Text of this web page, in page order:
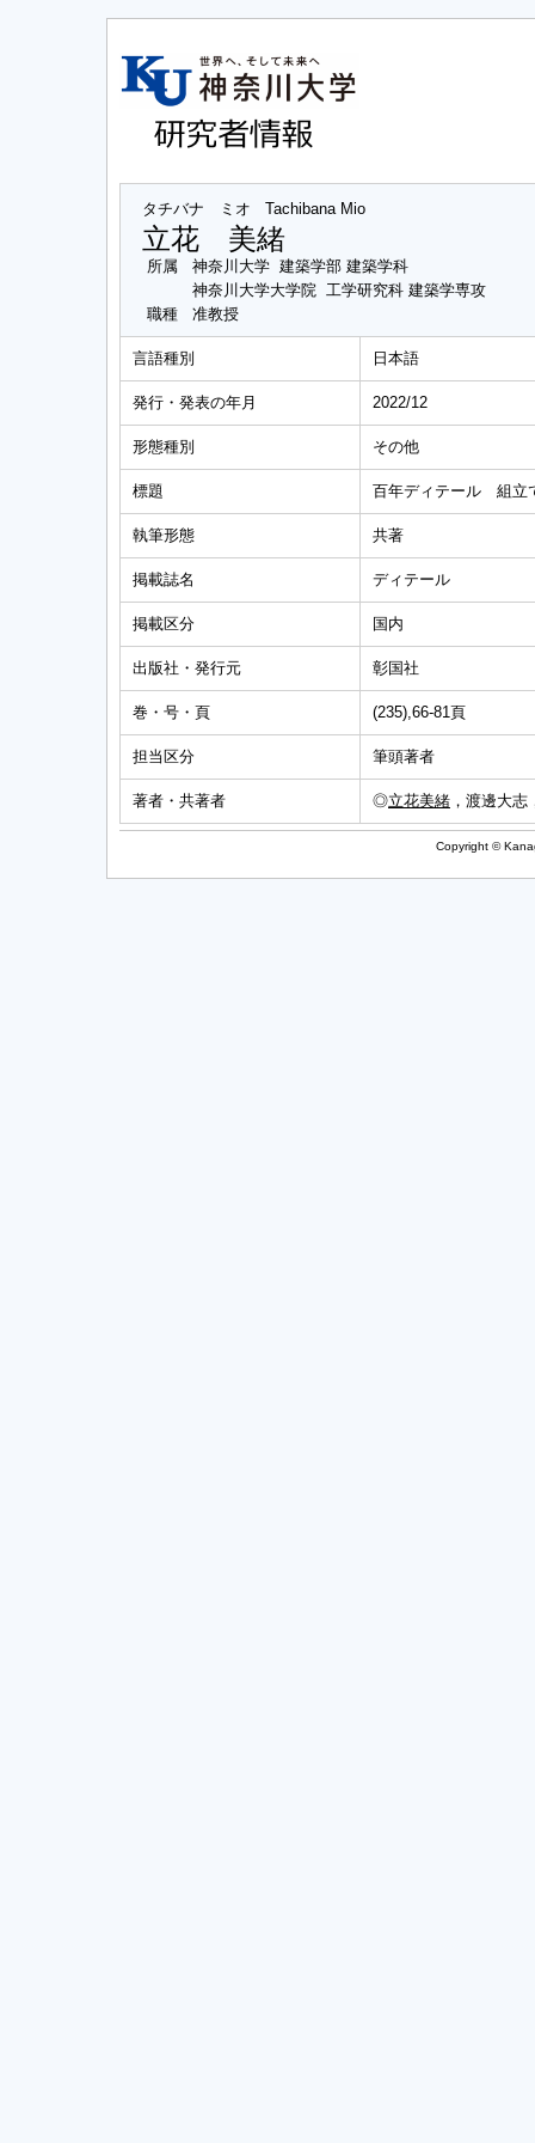
タチバナ ミオ Tachibana Mio
立花 美緒
所属
神奈川大学 建築学部 建築学科
神奈川大学大学院 工学研究科 建築学専攻
職種
准教授
言語種別 日本語
発行・発表の年月 2022/12
形態種別 その他
標題 百年ディテール 組立
執筆形態 共著
掲載誌名 ディテール
掲載区分 国内
出版社・発行元 彰国社
巻・号・頁 (235),66-81頁
担当区分 筆頭著者
著者・共著者 ◎立花美緒 ，渡邊大
Copyright ©